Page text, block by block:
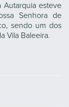
Autarquia esteve
Senhora de
sendo um dos
Vila Baleeira.